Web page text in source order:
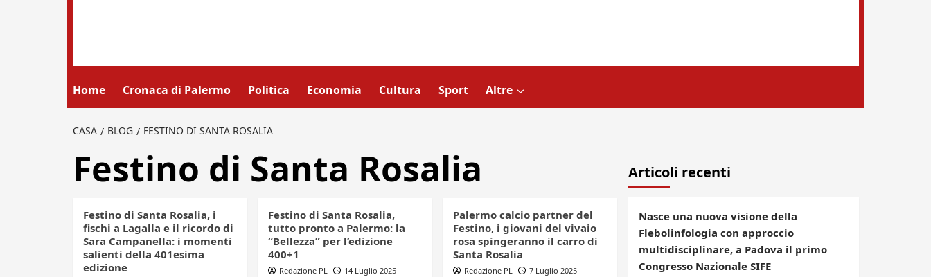
Home Cronaca di Palermo Politica Economia Cultura Sport Altre
CASA BLOG FESTINO DI SANTA ROSALIA
Festino di Santa Rosalia
Festino di Santa Rosalia, i
fischi a Lagalla e il ricordo di
Sara Campanella: i momenti
salienti della 401esima
edizione
Festino di Santa Rosalia,
tutto pronto a Palermo: la
“Bellezza” per l’edizione
400+1
Redazione PL 14 Luglio 2025
Palermo calcio partner del
Festino, i giovani del vivaio
rosa spingeranno il carro di
Santa Rosalia
Redazione PL 7 Luglio 2025
Articoli recenti
Nasce una nuova visione della
Flebolinfologia con approccio
multidisciplinare, a Padova il primo
Congresso Nazionale SIFE